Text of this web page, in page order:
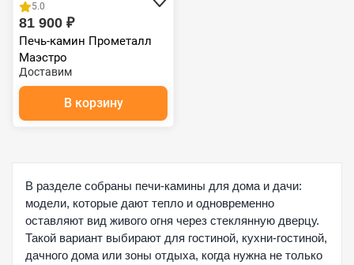
5.0
81 900 ₽
Печь-камин Прометалл
Маэстро
Доставим
В корзину
В разделе собраны печи-камины для дома и дачи:
модели, которые дают тепло и одновременно
оставляют вид живого огня через стеклянную дверцу.
Такой вариант выбирают для гостиной, кухни-гостиной,
дачного дома или зоны отдыха, когда нужна не только